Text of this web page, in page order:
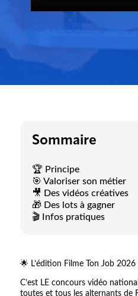
Sommaire
🏆 Principe
🎯 Valoriser son métier
🎥 Des vidéos créatives
🎁 Des lots à gagner
🎬 Infos pratiques
🌟 L’édition Filme Ton Job
C’est LE concours vidéo
toutes et tous les alternants de